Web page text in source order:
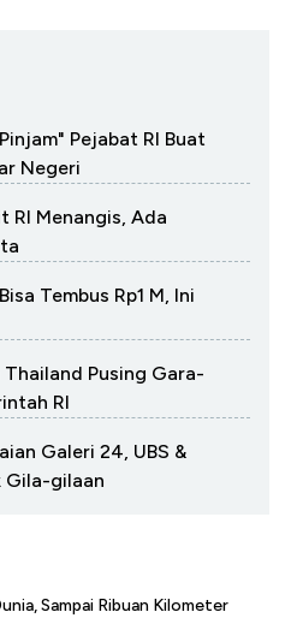
Pejabat RI Buat
Negeri
RI Menangis, Ada
Tembus Rp1 M, Ini
Pusing Gara-
RI
Galeri 24, UBS &
Gila-gilaan
Sampai Ribuan Kilometer